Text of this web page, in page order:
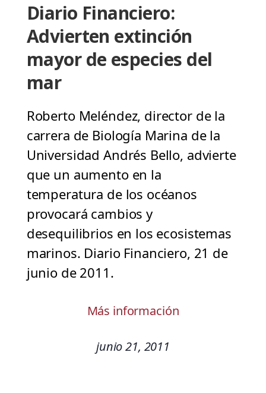
Diario Financiero:
Advierten extinción
mayor de especies del
mar
Roberto Meléndez, director de la
carrera de Biología Marina de la
Universidad Andrés Bello, advierte
que un aumento en la
temperatura de los océanos
provocará cambios y
desequilibrios en los ecosistemas
marinos. Diario Financiero, 21 de
junio de 2011.
Más información
junio 21, 2011